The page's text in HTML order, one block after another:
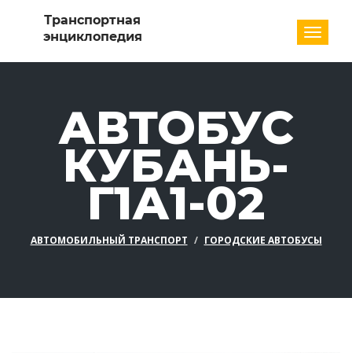
АВТОБУС
КУБАНЬ-
Г1А1-02
АВТОМОБИЛЬНЫЙ ТРАНСПОРТ ГОРОДСКИЕ АВТОБУСЫ